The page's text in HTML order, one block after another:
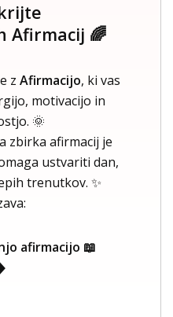
Afirmacij 🌈
z Afirmacijo, ki vas
motivacijo in
🌞
zbirka afirmacij je
ustvariti dan,
trenutkov. ✨
afirmacijo 📖